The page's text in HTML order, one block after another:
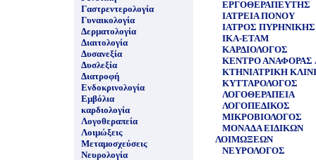
Γαστρεντερολογία
Γυναικολογία
Δερματολογία
Διαιτολογία
Δυσανεξία
Δυσλεξία
Διατροφή
Ενδοκρινολογία
Εμβόλια
καρδιολογία
Λογοθεραπεία
Λοιμώξεις
Μεταμοσχεύσεις
Νευρολογία
ΕΡΓΟΘΕΡΑΠΕΥΤΗΣ
ΙΑΤΡΕΙΑ ΠΟΝΟΥ
ΙΑΤΡΟΣ ΠΥΡΗΝΙΚΗΣ
ΙΚΑ-ΕΤΑΜ
ΚΑΡΔΙΟΛΟΓΟΣ
ΚΕΝΤΡΟ ΑΝΑΦΟΡΑΣ
ΚΤΗΝΙΑΤΡΙΚΗ
ΚΥΤΤΑΡΟΛΟΓΟΣ
ΛΟΓΟΘΕΡΑΠΕΙΑ
ΛΟΓΟΠΕΔΙΚΟΣ
ΜΙΚΡΟΒΙΟΛΟΓΟΣ
ΜΟΝΑΔΑ ΕΙΔΙΚΩΝ
ΛΟΙΜΩΞΕΩΝ
ΝΕΥΡΟΛΟΓΟΣ